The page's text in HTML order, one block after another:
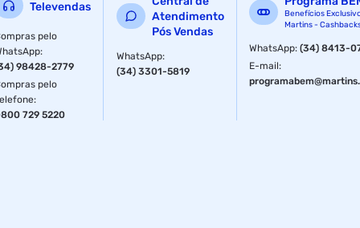
Televendas
pelo
:
98428-2779
pelo
:
729 5220
Atendimento
Pós Vendas
WhatsApp:
(34) 3301-5819
Benefícios
Martins -
WhatsApp:(34) 8413-
E-mail: